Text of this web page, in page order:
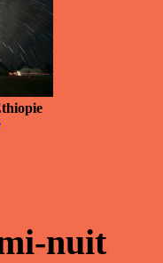
nuit